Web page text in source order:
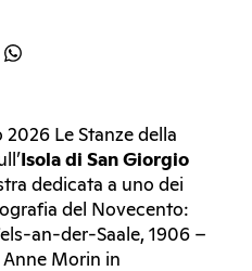
2026 Le Stanze della
Isola di San Giorgio
dedicata a uno dei
del Novecento:
an-der-Saale, 1906 –
Anne Morin in